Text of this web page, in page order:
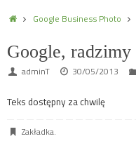
HomeGoogle Business Photo
Google, radzimy
adminT 30/05/2013
Teks dostępny za chwilę
Zakładka.